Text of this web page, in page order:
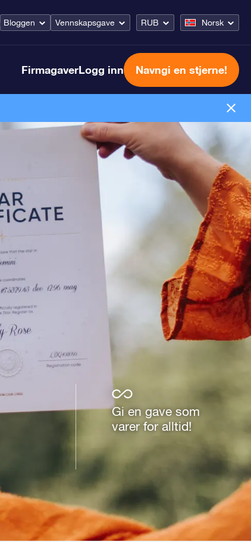
Bloggen Vennskapsgave RUB Norsk
FirmagaverLogg inn Navngi en stjerne!
Gi en gave som
varer for alltid!